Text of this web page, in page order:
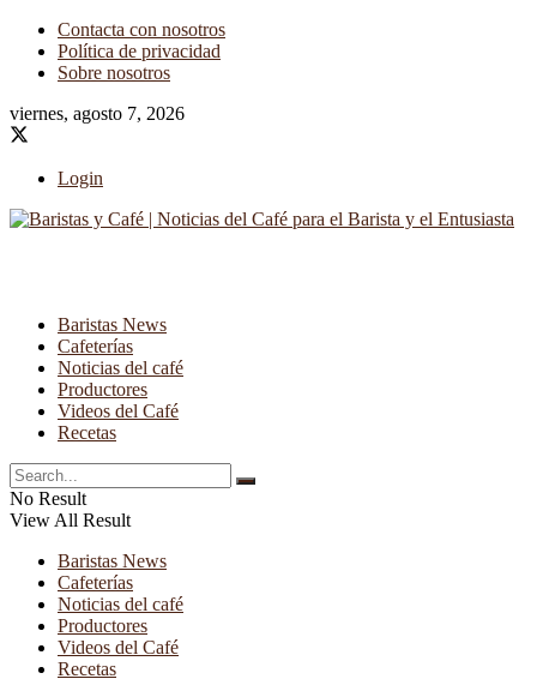
Contacta con nosotros
Política de privacidad
Sobre nosotros
viernes, agosto 7, 2026
Login
Baristas News
Cafeterías
Noticias del café
Productores
Videos del Café
Recetas
No Result
View All Result
Baristas News
Cafeterías
Noticias del café
Productores
Videos del Café
Recetas